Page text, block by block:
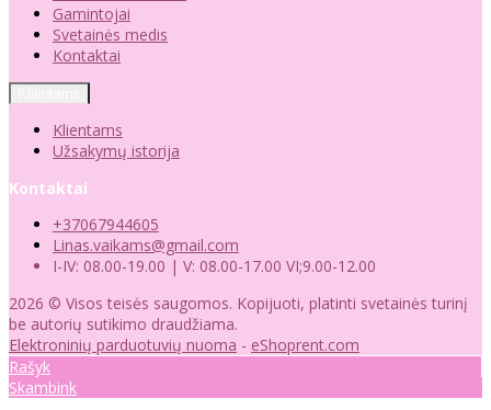
Gamintojai
Svetainės medis
Kontaktai
Klientams
Užsakymų istorija
Kontaktai
+37067944605
Linas.vaikams@gmail.com
I-IV: 08.00-19.00 | V: 08.00-17.00 VI;9.00-12.00
2026 © Visos teisės saugomos. Kopijuoti, platinti svetainės turinį
be autorių sutikimo draudžiama.
Elektroninių parduotuvių nuoma - eShoprent.com
Rašyk
Skambink